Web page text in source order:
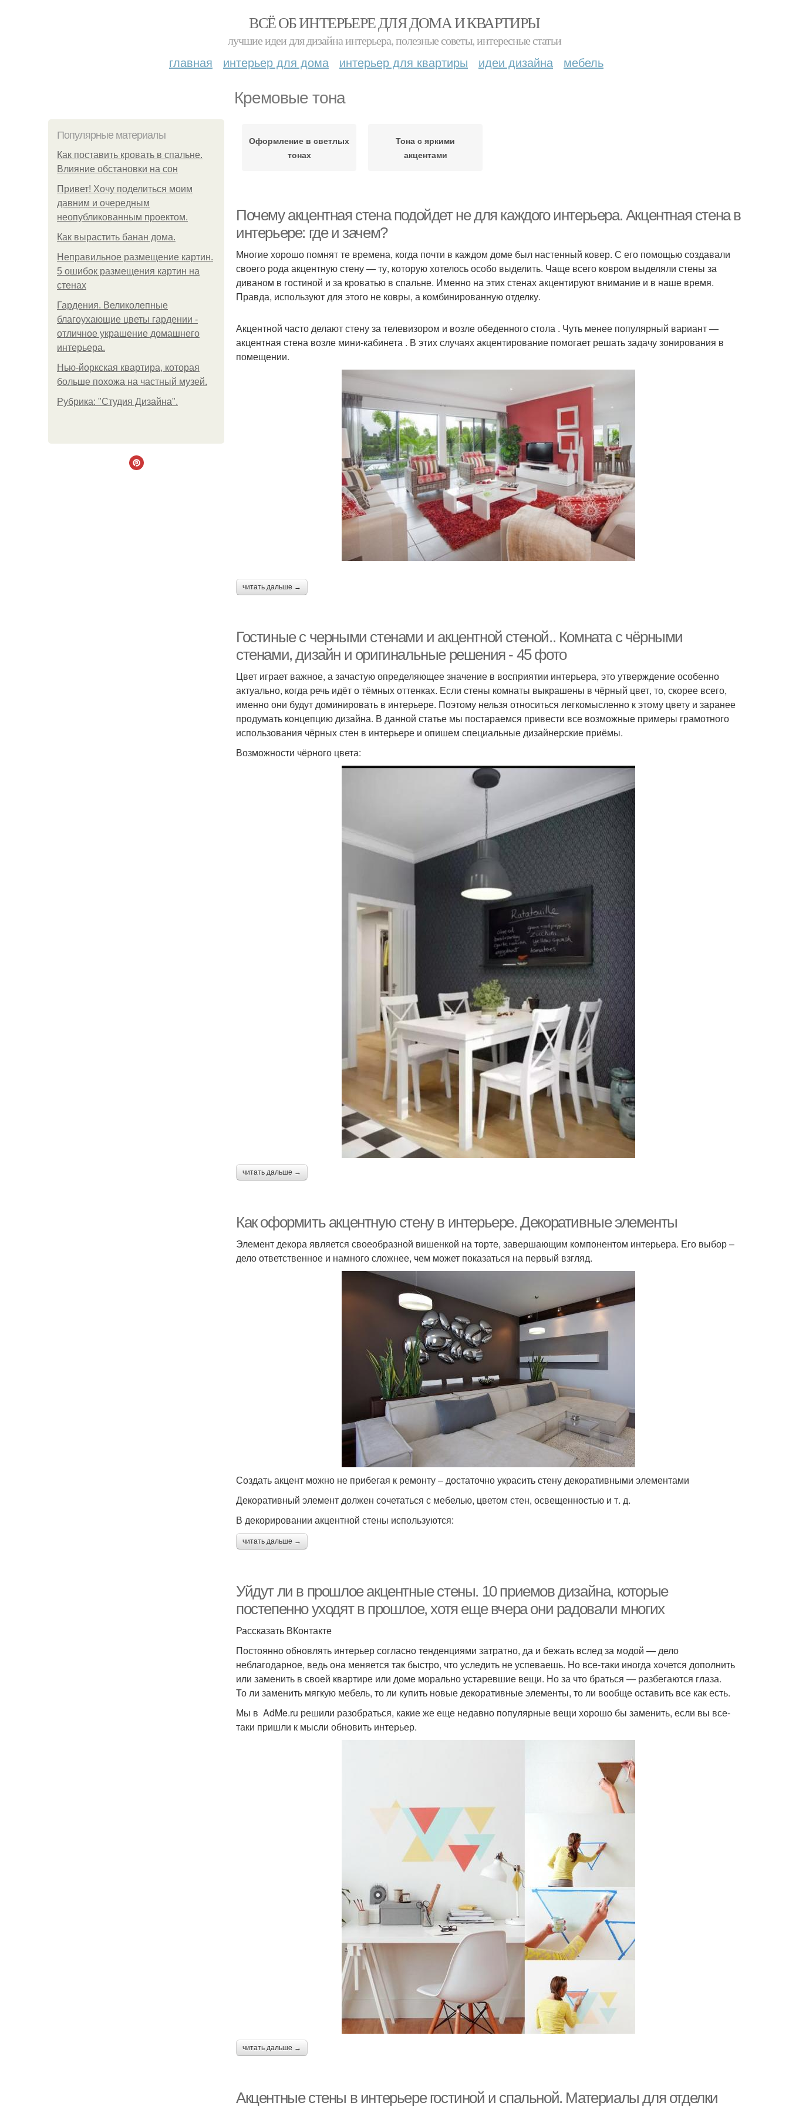
ВСЁ ОБ ИНТЕРЬЕРЕ ДЛЯ ДОМА И КВАРТИРЫ
лучшие идеи для дизайна интерьера, полезные советы, интересные статьи
главная интерьер для дома интерьер для квартиры идеи дизайна мебель
Кремовые тона
Популярные материалы
Как поставить кровать в спальне.
Влияние обстановки на сон
Привет! Хочу поделиться моим
давним и очередным
неопубликованным проектом.
Как вырастить банан дома.
Неправильное размещение картин.
5 ошибок размещения картин на
стенах
Гардения. Великолепные
благоухающие цветы гардении -
отличное украшение домашнего
интерьера.
Нью-йоркская квартира, которая
больше похожа на частный музей.
Рубрика: "Студия Дизайна".
Оформление в светлых
тонах
Тона с яркими
акцентами
Почему акцентная стена подойдет не для каждого интерьера. Акцентная стена в
интерьере: где и зачем?
Многие хорошо помнят те времена, когда почти в каждом доме был настенный ковер. С его помощью создавали
своего рода акцентную стену — ту, которую хотелось особо выделить. Чаще всего ковром выделяли стены за
диваном в гостиной и за кроватью в спальне. Именно на этих стенах акцентируют внимание и в наше время.
Правда, используют для этого не ковры, а комбинированную отделку.
Акцентной часто делают стену за телевизором и возле обеденного стола . Чуть менее популярный вариант —
акцентная стена возле мини-кабинета . В этих случаях акцентирование помогает решать задачу зонирования в
помещении.
читать дальше →
Гостиные с черными стенами и акцентной стеной.. Комната с чёрными
стенами, дизайн и оригинальные решения - 45 фото
Цвет играет важное, а зачастую определяющее значение в восприятии интерьера, это утверждение особенно
актуально, когда речь идёт о тёмных оттенках. Если стены комнаты выкрашены в чёрный цвет, то, скорее всего,
именно они будут доминировать в интерьере. Поэтому нельзя относиться легкомысленно к этому цвету и заранее
продумать концепцию дизайна. В данной статье мы постараемся привести все возможные примеры грамотного
использования чёрных стен в интерьере и опишем специальные дизайнерские приёмы.
Возможности чёрного цвета:
читать дальше →
Как оформить акцентную стену в интерьере. Декоративные элементы
Элемент декора является своеобразной вишенкой на торте, завершающим компонентом интерьера. Его выбор –
дело ответственное и намного сложнее, чем может показаться на первый взгляд.
Создать акцент можно не прибегая к ремонту – достаточно украсить стену декоративными элементами
Декоративный элемент должен сочетаться с мебелью, цветом стен, освещенностью и т. д.
В декорировании акцентной стены используются:
читать дальше →
Уйдут ли в прошлое акцентные стены. 10 приемов дизайна, которые
постепенно уходят в прошлое, хотя еще вчера они радовали многих
Рассказать ВКонтакте
Постоянно обновлять интерьер согласно тенденциями затратно, да и бежать вслед за модой — дело
неблагодарное, ведь она меняется так быстро, что уследить не успеваешь. Но все-таки иногда хочется дополнить
или заменить в своей квартире или доме морально устаревшие вещи. Но за что браться — разбегаются глаза.
То ли заменить мягкую мебель, то ли купить новые декоративные элементы, то ли вообще оставить все как есть.
Мы в AdMe.ru решили разобраться, какие же еще недавно популярные вещи хорошо бы заменить, если вы все-
таки пришли к мысли обновить интерьер.
читать дальше →
Акцентные стены в интерьере гостиной и спальной. Материалы для отделки